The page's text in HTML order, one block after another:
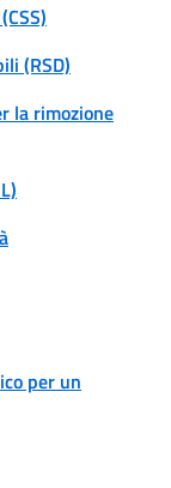
(RSD)
la rimozione
per un